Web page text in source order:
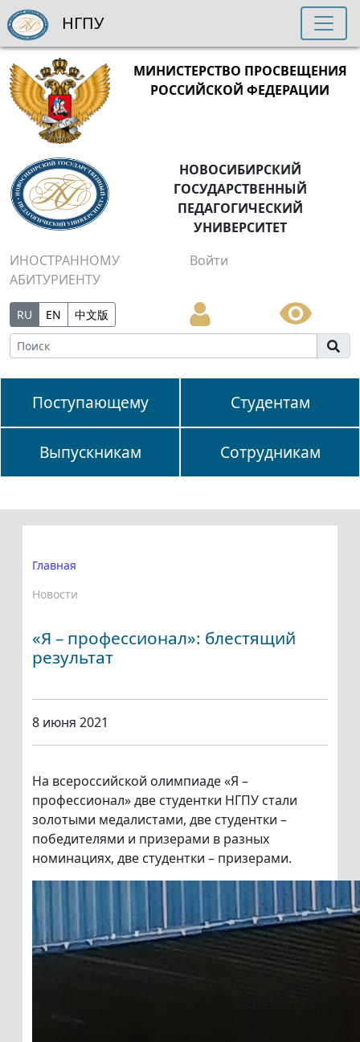
МИНИСТЕРСТВО ПРОСВЕЩЕНИЯ
РОССИЙСКОЙ ФЕДЕРАЦИИ
НОВОСИБИРСКИЙ
ГОСУДАРСТВЕННЫЙ
ПЕДАГОГИЧЕСКИЙ
УНИВЕРСИТЕТ
ИНОСТРАННОМУ
АБИТУРИЕНТУ
Войти
RU EN 中文版
Поступающему Студентам
Выпускникам Сотрудникам
НГПУ
Главная
Новости
«Я – профессионал»: блестящий
результат
8 июня 2021
На всероссийской олимпиаде «Я –
профессионал» две студентки НГПУ стали
золотыми медалистами, две студентки –
победителями и призерами в разных
номинациях, две студентки – призерами.